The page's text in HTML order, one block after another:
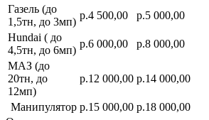
Газель (до
1,5тн, до 3мп)
р.4 500,00 р.5 000,00
Hundai ( до
4,5тн, до 6мп)
р.6 000,00 р.8 000,00
МАЗ (до
20тн, до
12мп)
р.12 000,00 р.14 000,00
Манипулятор р.15 000,00 р.18 000,00